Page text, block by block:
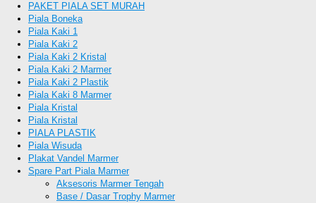
PAKET PIALA SET MURAH
Piala Boneka
Piala Kaki 1
Piala Kaki 2
Piala Kaki 2 Kristal
Piala Kaki 2 Marmer
Piala Kaki 2 Plastik
Piala Kaki 8 Marmer
Piala Kristal
Piala Kristal
PIALA PLASTIK
Piala Wisuda
Plakat Vandel Marmer
Spare Part Piala Marmer
Aksesoris Marmer Tengah
Base / Dasar Trophy Marmer